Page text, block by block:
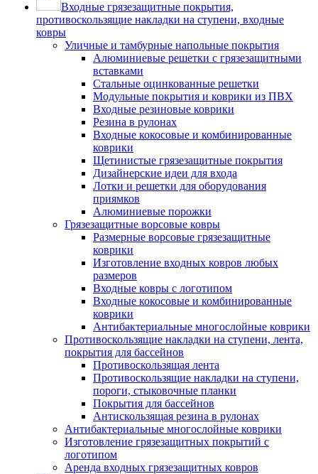
Входные грязезащитные покрытия,
противоскользящие накладки на ступени, входные
ковры
Уличные и тамбурные напольные покрытия
Алюминиевые решетки с грязезащитными
вставками
Стальные оцинкованные решетки
Модульные покрытия и коврики из ПВХ
Входные резиновые коврики
Резина в рулонах
Входные кокосовые и комбинированные
коврики
Щетинистые грязезащитные покрытия
Дизайнерские идеи для входа
Лотки и решетки для оборудования
приямков
Алюминиевые порожки
Грязезащитные ворсовые ковры
Размерные ворсовые грязезащитные
коврики
Изготовление входных ковров любых
размеров
Входные ковры с логотипом
Входные кокосовые и комбинированные
коврики
Антибактериальные многослойные коврики
Противоскользящие накладки на ступени, лента,
покрытия для бассейнов
Противоскользящая лента
Противоскользящие накладки на ступени,
пороги, стыковочные планки
Покрытия для бассейнов
Антискользящая резина в рулонах
Антибактериальные многослойные коврики
Изготовление грязезащитных покрытий с
логотипом
Аренда входных грязезащитных ковров